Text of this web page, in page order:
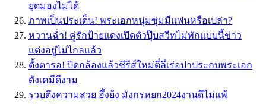
ยุดมองไม่ได้
ภาพเป็นประเด็น! พระเอกหนุ่มซุ่มมีแฟนหรือเปล่า?
หวานฉ่ำ! คู่รักป้ายแดงเปิดตัวปุ๊บสวีทไม่พักแบบนี้ข่าว
แต่งอยู่ไม่ไกลแล้ว
ตั้งตารอ! ปิดกล้องแล้วซีรีส์ใหม่ตี๋ลี่เร่อปาประกบพระเอก
ดังเคมีดีงาม
รวบตึงความสวย อึ้งย้ง มังกรหยก2024งานดีไม่แพ้